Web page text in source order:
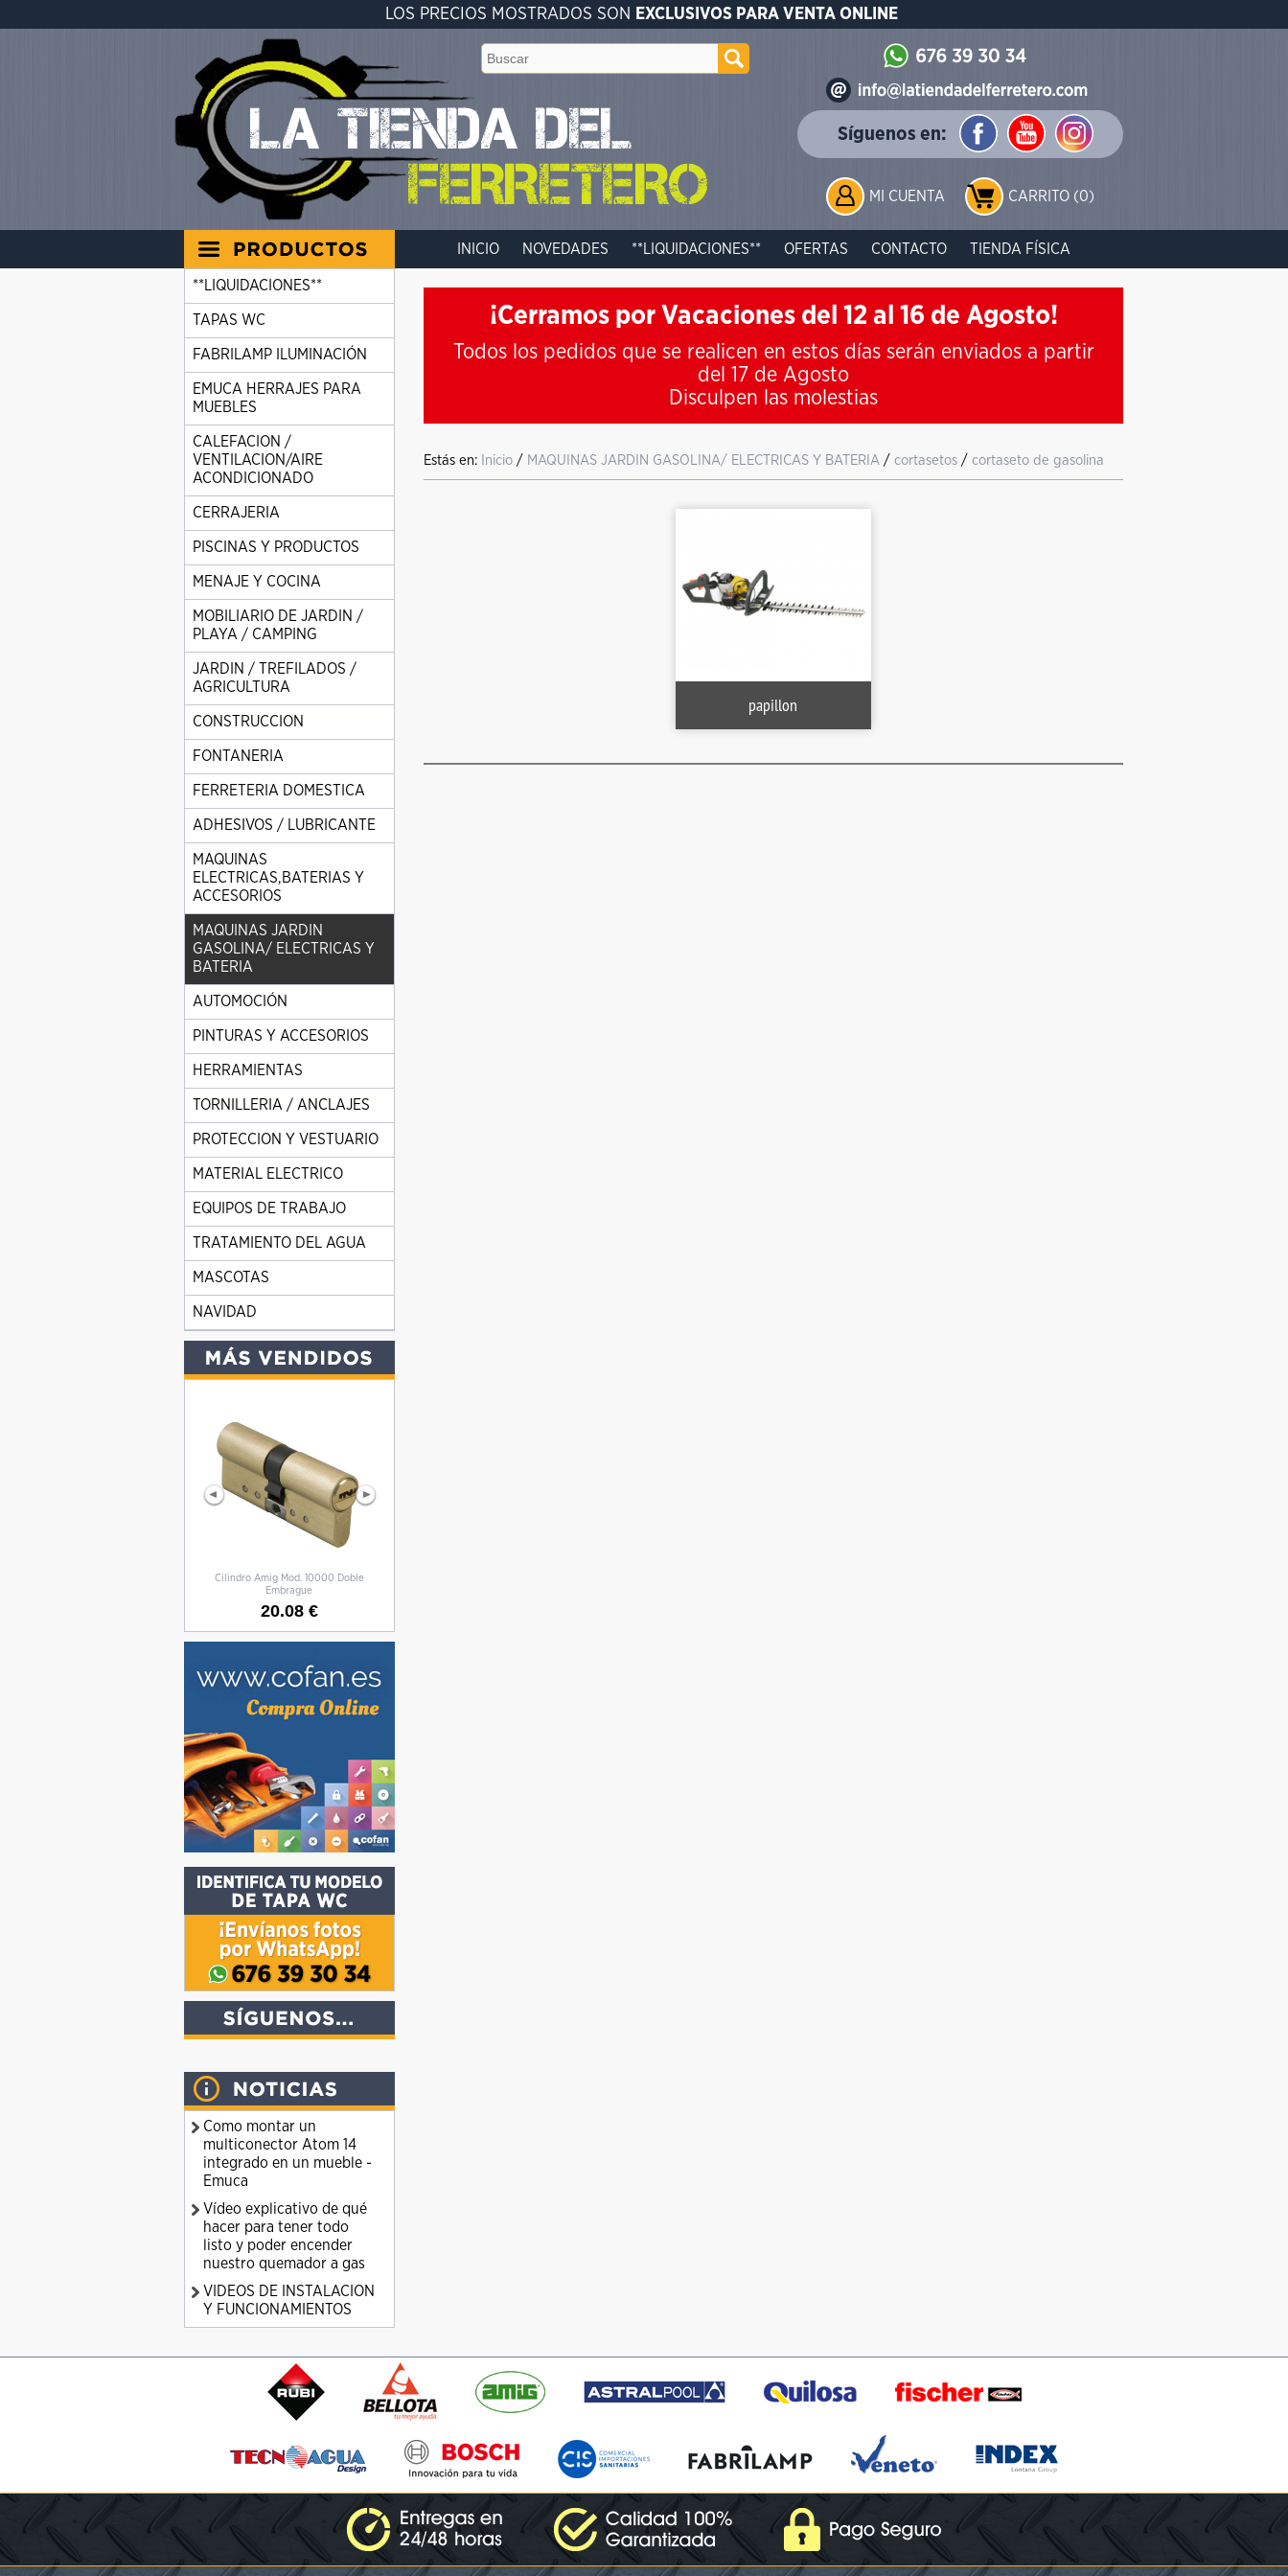
LOS PRECIOS MOSTRADOS SON EXCLUSIVOS PARA VENTA ONLINE
Síguenos en:
MI CUENTA CARRITO (0)
INICIO NOVEDADES **LIQUIDACIONES** OFERTAS CONTACTO TIENDA FÍSICA
**LIQUIDACIONES**
TAPAS WC
FABRILAMP ILUMINACIÓN
EMUCA HERRAJES PARA
MUEBLES
CALEFACION /
VENTILACION/AIRE
ACONDICIONADO
CERRAJERIA
PISCINAS Y PRODUCTOS
MENAJE Y COCINA
MOBILIARIO DE JARDIN /
PLAYA / CAMPING
JARDIN / TREFILADOS /
AGRICULTURA
CONSTRUCCION
FONTANERIA
FERRETERIA DOMESTICA
ADHESIVOS / LUBRICANTE
MAQUINAS
ELECTRICAS,BATERIAS Y
ACCESORIOS
MAQUINAS JARDIN
GASOLINA/ ELECTRICAS Y
BATERIA
AUTOMOCIÓN
PINTURAS Y ACCESORIOS
HERRAMIENTAS
TORNILLERIA / ANCLAJES
PROTECCION Y VESTUARIO
MATERIAL ELECTRICO
EQUIPOS DE TRABAJO
TRATAMIENTO DEL AGUA
MASCOTAS
NAVIDAD
Cilindro Amig Mod. 10000 Doble
Embrague
20.08 €
Como montar un
multiconector Atom 14
integrado en un mueble -
Emuca
Vídeo explicativo de qué
hacer para tener todo
listo y poder encender
nuestro quemador a gas
VIDEOS DE INSTALACION
Y FUNCIONAMIENTOS
¡Cerramos por Vacaciones del 12 al 16 de Agosto!
Todos los pedidos que se realicen en estos días serán enviados a partir
del 17 de Agosto
Disculpen las molestias
Estás en: Inicio / MAQUINAS JARDIN GASOLINA/ ELECTRICAS Y BATERIA / cortasetos / cortaseto de gasolina
papillon